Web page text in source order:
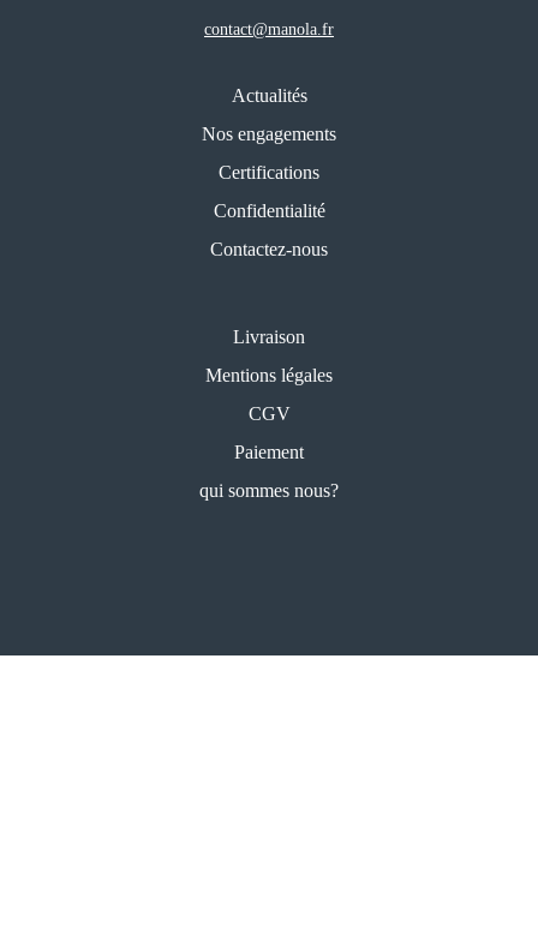
contact@manola.fr
Actualités
Nos engagements
Certifications
Confidentialité
Contactez-nous
Livraison
Mentions légales
CGV
Paiement
qui sommes nous?